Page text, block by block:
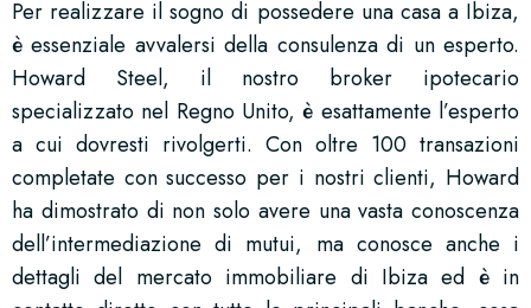
Per realizzare il sogno di possedere una casa a Ibiza,
è essenziale avvalersi della consulenza di un esperto.
Howard Steel, il nostro broker ipotecario
specializzato nel Regno Unito, è esattamente l’esperto
a cui dovresti rivolgerti. Con oltre 100 transazioni
completate con successo per i nostri clienti, Howard
ha dimostrato di non solo avere una vasta conoscenza
dell’intermediazione di mutui, ma conosce anche i
dettagli del mercato immobiliare di Ibiza ed è in